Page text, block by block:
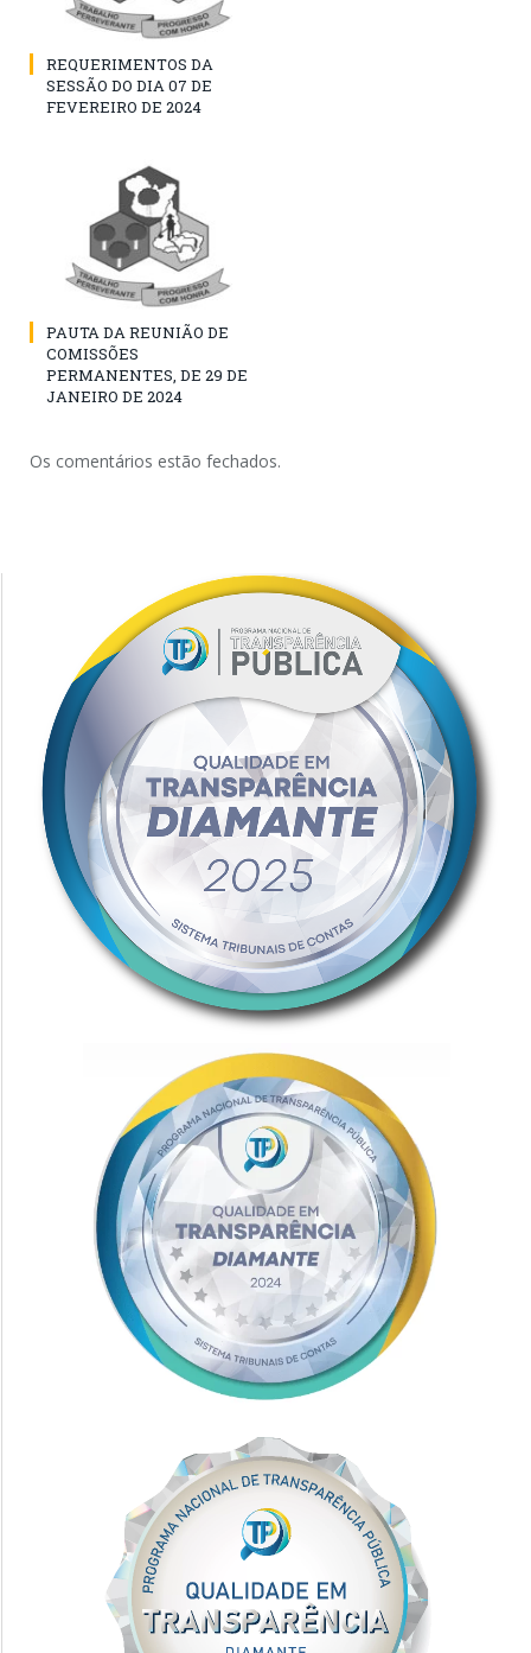
REQUERIMENTOS DA
SESSÃO DO DIA 07 DE
FEVEREIRO DE 2024
PAUTA DA REUNIÃO DE
COMISSÕES
PERMANENTES, DE 29 DE
JANEIRO DE 2024
Os comentários estão fechados.